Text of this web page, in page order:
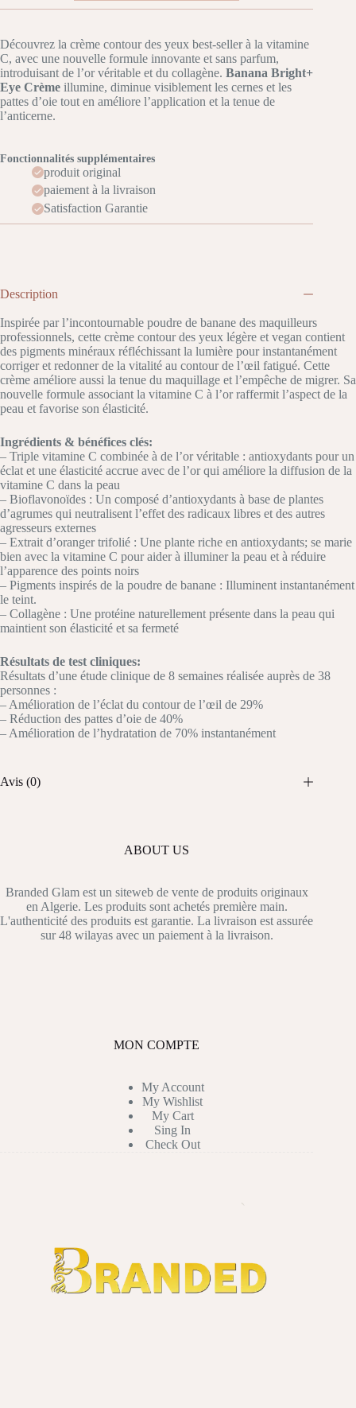
Découvrez la crème contour des yeux best-seller à la vitamine
C, avec une nouvelle formule innovante et sans parfum,
introduisant de l’or véritable et du collagène. Banana Bright+
Eye Crème illumine, diminue visiblement les cernes et les
pattes d’oie tout en améliore l’application et la tenue de
l’anticerne.
Fonctionnalités supplémentaires
produit original
paiement à la livraison
Satisfaction Garantie
Description
Inspirée par l’incontournable poudre de banane des maquilleurs
professionnels, cette crème contour des yeux légère et vegan contient
des pigments minéraux réfléchissant la lumière pour instantanément
corriger et redonner de la vitalité au contour de l’œil fatigué. Cette
crème améliore aussi la tenue du maquillage et l’empêche de migrer. Sa
nouvelle formule associant la vitamine C à l’or raffermit l’aspect de la
peau et favorise son élasticité.
Ingrédients & bénéfices clés:
– Triple vitamine C combinée à de l’or véritable : antioxydants pour un
éclat et une élasticité accrue avec de l’or qui améliore la diffusion de la
vitamine C dans la peau
– Bioflavonoïdes : Un composé d’antioxydants à base de plantes
d’agrumes qui neutralisent l’effet des radicaux libres et des autres
agresseurs externes
– Extrait d’oranger trifolié : Une plante riche en antioxydants; se marie
bien avec la vitamine C pour aider à illuminer la peau et à réduire
l’apparence des points noirs
– Pigments inspirés de la poudre de banane : Illuminent instantanément
le teint.
– Collagène : Une protéine naturellement présente dans la peau qui
maintient son élasticité et sa fermeté
Résultats de test cliniques:
Résultats d’une étude clinique de 8 semaines réalisée auprès de 38
personnes :
– Amélioration de l’éclat du contour de l’œil de 29%
– Réduction des pattes d’oie de 40%
– Amélioration de l’hydratation de 70% instantanément
Avis (0)
ABOUT US
Branded Glam est un siteweb de vente de produits originaux
en Algerie. Les produits sont achetés première main.
L'authenticité des produits est garantie. La livraison est assurée
sur 48 wilayas avec un paiement à la livraison.
MON COMPTE
My Account
My Wishlist
My Cart
Sing In
Check Out